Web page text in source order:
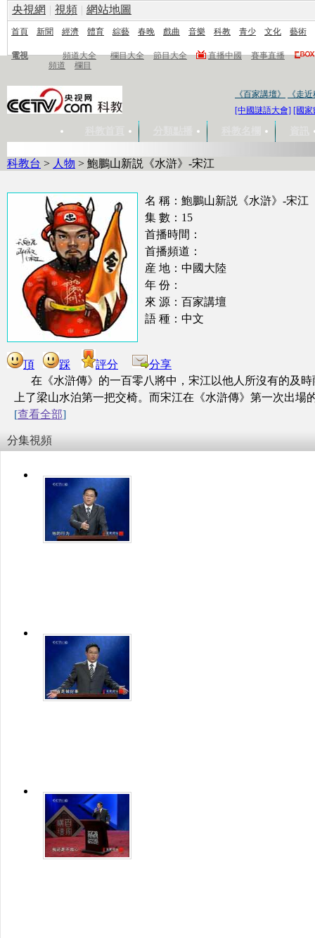
央視網 | 視頻 | 網站地圖
首頁 新聞 經濟 體育 綜藝 春晚 戲曲 音樂 科教 青少 文化 藝術
電視 頻道大全 欄目大全 節目大全 直播中國
賽事直播
頻道
欄目
《百家講壇》
《走
[中國謎語大會] [國家
科教台 > 人物 > 鮑鵬山新説《水滸》-宋江
名 稱：鮑鵬山新説《水滸》-宋江
集 數：15
首播時間：
首播頻道：
産 地：中國大陸
年 份：
來 源：百家講壇
語 種：中文
頂 踩 評分
分享
在《水滸傳》的一百零八將中，宋江以他人所沒有的及
上了梁山水泊第一把交椅。而宋江在《水滸傳》第一次出
[查看全部]
分集視頻